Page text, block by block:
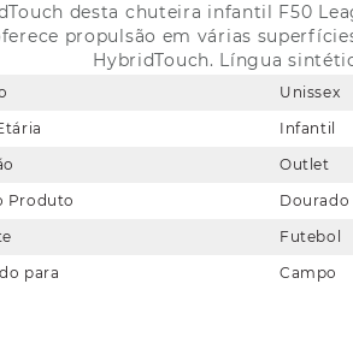
desta chuteira infantil F50
propulsão em várias
HybridTouch. Língua
Unissex
Infantil
Outlet
Produto
Dourado
Futebol
para
Campo